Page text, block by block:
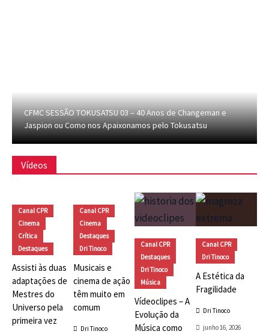
CFMC SESSÃO TOKUSATSU 03 – 40 Anos de Changeman e
Jaspion ou Como nos Apaixonamos pelo Tokusatsu
Vídeos
Canal CPR
Cinema
Crítica
Destaques
Assisti às duas
adaptações de
Mestres do
Universo pela
primeira vez
Canal CPR
Cinema
Destaques
Dri Tinoco
Musicais e
cinema de ação
têm muito em
comum
Dri Tinoco
Canal CPR
Destaques
Dri Tinoco
Música
Vídeoclipes – A
Evolução da
Música como
Canal CPR
Dri Tinoco
A Estética da
Fragilidade
Dri Tinoco
junho 16, 2026